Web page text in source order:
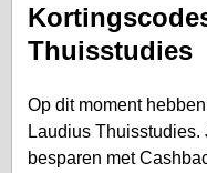
Thuisstudies
Op dit moment
Laudius Thuisstudies.
besparen met